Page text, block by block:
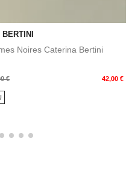
Noires Caterina Bertini
€ 42,00 €